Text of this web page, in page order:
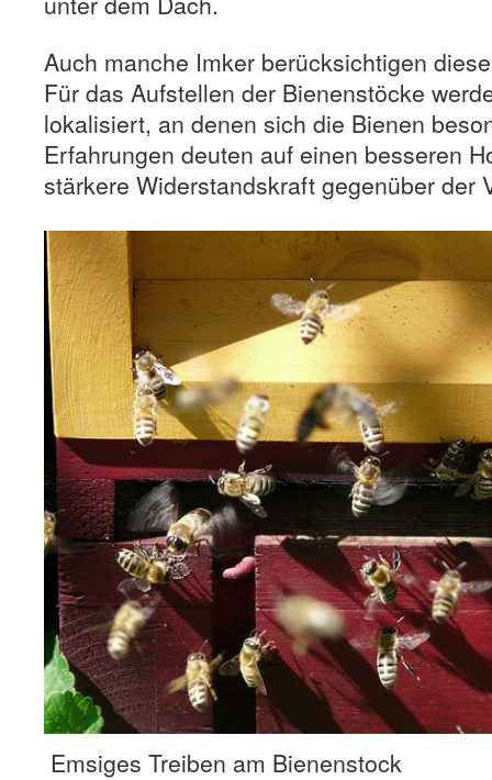
Auch manche Imker berücksichtigen
Für das Aufstellen der Bienenstöcke
lokalisiert, an denen sich die Bienen
Erfahrungen deuten auf einen besseren
stärkere Widerstandskraft gegenüber der
Emsiges Treiben am Bienenstock